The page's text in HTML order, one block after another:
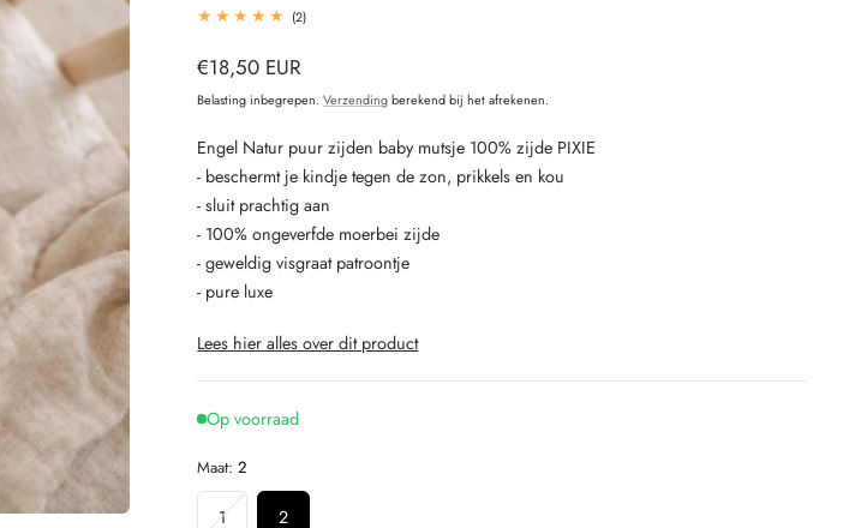
(2)2
Normale
prijs
€18,50 EUR
Belasting inbegrepen.Verzendingberekend bij het afrekenen.
Engel Natur puur zijden baby mutsje 100% zijde PIXIE
- beschermt je kindje tegen de zon, prikkels en kou
- sluit prachtig aan
- 100% ongeverfde moerbei zijde
- geweldig visgraat patroontje
- pure luxe
Lees hier alles over dit product
Op voorraad
Maat:2
1 Variant
2